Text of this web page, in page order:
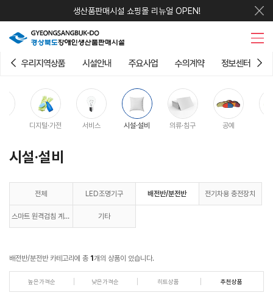
생산품판매시설 쇼핑몰 리뉴얼 OPEN!
우리지역상품 시설안내 주요사업 수의계약 정보센터
디지털·가전 서비스 시설·설비 의류·침구 공예
시설·설비
전체 LED조명기구 배전반/분전반 전기차용 충전장치
스마트 원격검침 계량 기타
배전반/분전반 카테고리에 총 1 개의 상품이 있습니다.
높은가격순 낮은가격순 히트상품 추천상품